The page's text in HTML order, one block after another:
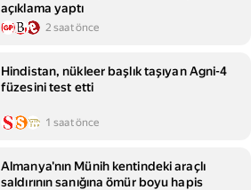
açıklama yaptı
2 saat önce
Hindistan, nükleer başlık taşıyan Agni-4
füzesini test etti
1 saat önce
Almanya'nın Münih kentindeki araçlı
saldırının sanığına ömür boyu hapis